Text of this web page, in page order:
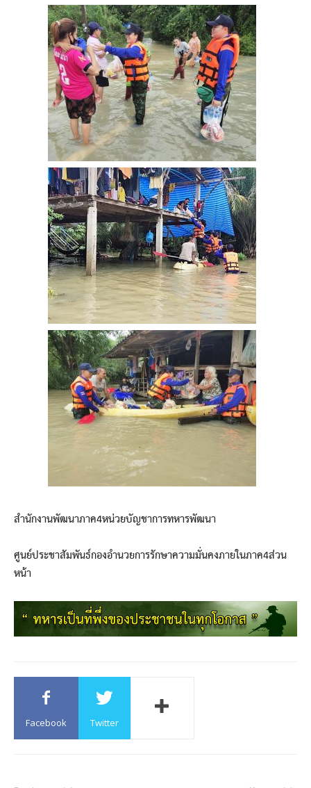
สำนักงานพัฒนาภาค4หน่วยบัญชาการทหารพัฒนา
ศูนย์ประชาสัมพันธ์กองอำนวยการรักษาความมั่นคงภายในภาค4ส่วน
หน้า
Facebook Twitter